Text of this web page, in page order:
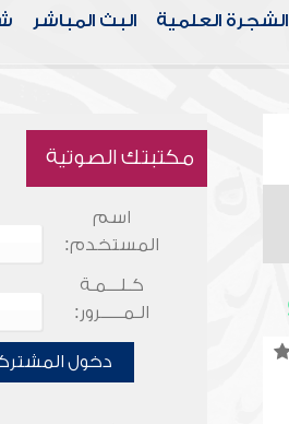
الشجرة العلمية البث المباشر
مكتبتك الصوتية
اسم
المستخدم:
كـلـــمـة
الـمـــــرور:
دخول